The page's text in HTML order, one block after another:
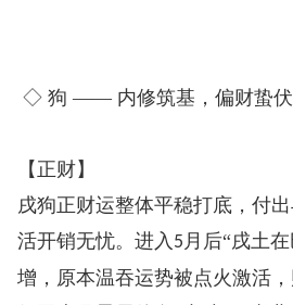
◇ 狗 —— 内修筑基，偏财蛰伏
【正财】
戌狗正财运整体平稳打底，付
活开销无忧。进入 5 月后“戌土
增，原本温吞运势被点火激活，